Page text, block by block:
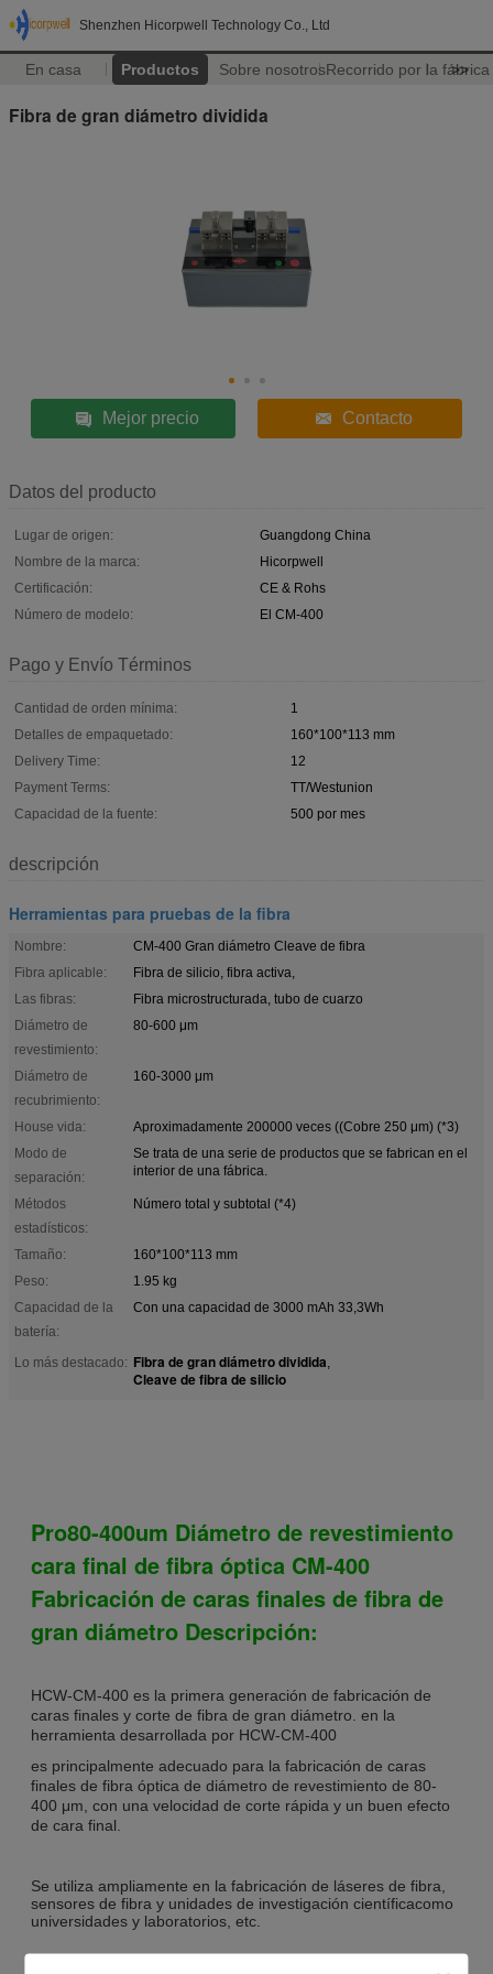
Shenzhen Hicorpwell Technology Co., Ltd
En casa Productos Sobre nosotrosRecorrido por la fábrica
>>
Fibra de gran diámetro dividida
Mejor precio Contacto
Datos del producto
Lugar de origen:
Guangdong China
Nombre de la marca:
Hicorpwell
Certificación:
CE & Rohs
Número de modelo:
El CM-400
Pago y Envío Términos
Cantidad de orden mínima:
1
Detalles de empaquetado:
160*100*113 mm
Delivery Time:
12
Payment Terms:
TT/Westunion
Capacidad de la fuente:
500 por mes
descripción
Herramientas para pruebas de la fibra
Nombre:
CM-400 Gran diámetro Cleave de fibra
Fibra aplicable:
Fibra de silicio, fibra activa,
Las fibras:
Fibra microstructurada, tubo de cuarzo
Diámetro de
revestimiento:
80-600 μm
Diámetro de
recubrimiento:
160-3000 μm
House vida:
Aproximadamente 200000 veces ((Cobre 250 μm) (*3)
Modo de
separación:
Se trata de una serie de productos que se fabrican en el
interior de una fábrica.
Métodos
estadísticos:
Número total y subtotal (*4)
Tamaño:
160*100*113 mm
Peso:
1.95 kg
Capacidad de la
batería:
Con una capacidad de 3000 mAh 33,3Wh
Lo más destacado: Fibra de gran diámetro dividida,
Cleave de fibra de silicio
Pro80-400um Diámetro de revestimiento
cara final de fibra óptica CM-400
Fabricación de caras finales de fibra de
gran diámetro Descripción:
HCW-CM-400 es la primera generación de fabricación de
caras finales y corte de fibra de gran diámetro. en la
herramienta desarrollada por HCW-CM-400
es principalmente adecuado para la fabricación de caras
finales de fibra óptica de diámetro de revestimiento de 80-
400 μm, con una velocidad de corte rápida y un buen efecto
de cara final.
Se utiliza ampliamente en la fabricación de láseres de fibra,
sensores de fibra y unidades de investigación científicacomo
universidades y laboratorios, etc.